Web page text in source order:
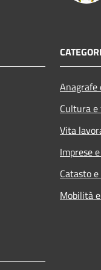
Cultura
Vita
Imprese
Catasto
Mobilità